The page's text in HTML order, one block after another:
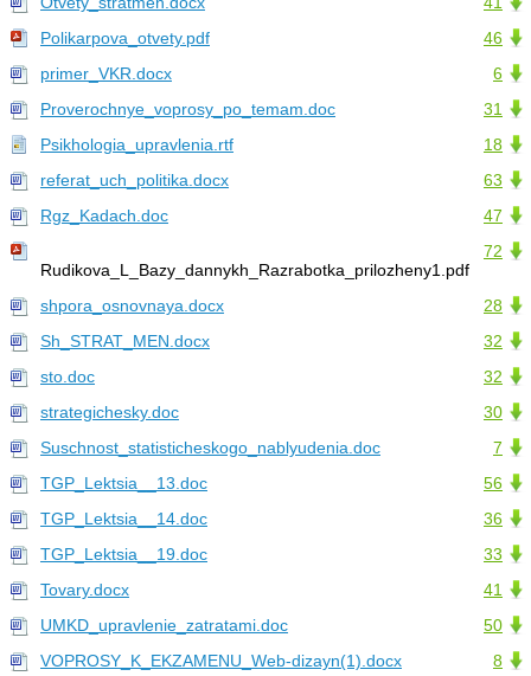
46
Polikarpova_otvety.pdf
6
primer_VKR.docx
31
Proverochnye_voprosy_po_temam.doc
18
Psikhologia_upravlenia.rtf
63
referat_uch_politika.docx
47
Rgz_Kadach.doc
72
Rudikova_L_Bazy_dannykh_Razrabotka_prilozheny1.pdf
28
shpora_osnovnaya.docx
32
Sh_STRAT_MEN.docx
32
sto.doc
30
strategichesky.doc
7
Suschnost_statisticheskogo_nablyudenia.doc
56
TGP_Lektsia__13.doc
36
TGP_Lektsia__14.doc
33
TGP_Lektsia__19.doc
41
Tovary.docx
50
UMKD_upravlenie_zatratami.doc
8
VOPROSY_K_EKZAMENU_Web-dizayn(1).docx